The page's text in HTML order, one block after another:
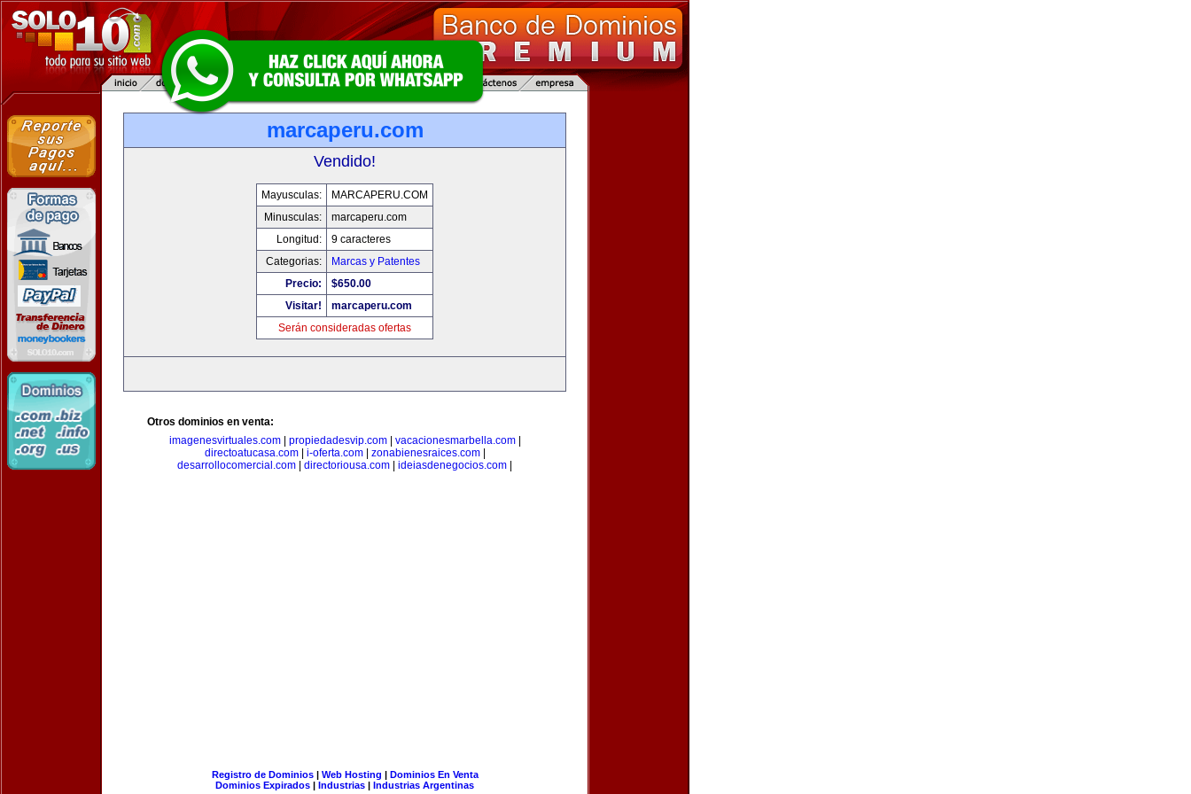
marcaperu.com
Vendido!
Mayusculas:
MARCAPERU.COM
Minusculas:
marcaperu.com
Longitud:
9 caracteres
Categorias:
Marcas y Patentes
Precio:
$650.00
Visitar!
marcaperu.com
Serán consideradas ofertas
Otros dominios en venta:
imagenesvirtuales.com| propiedadesvip.com| vacacionesmarbella.com|
directoatucasa.com| i-oferta.com| zonabienesraices.com|
desarrollocomercial.com
directoriousa.com ideiasdenegocios.com
Registro de Dominios| Web Hosting | Dominios En Venta
Dominios Expirados | Industrias | Industrias Argentinas